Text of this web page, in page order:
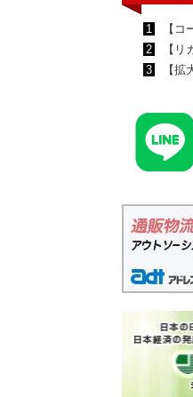
1
【コ
2
【リ
3
【拡